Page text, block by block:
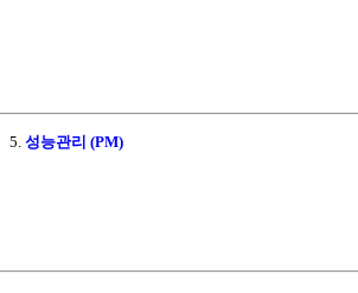
5. 성능관리 (PM)